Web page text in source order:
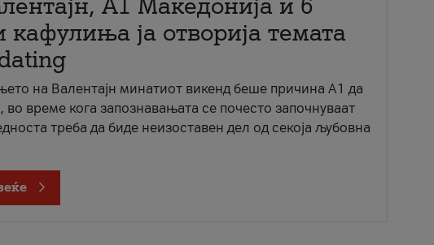
кафулиња ја отворија темата
на Валентајн минатиот викенд беше причина А1 да
во време кога запознавањата се почесто започнуваат
треба да биде неизоставен дел од секоја љубовна